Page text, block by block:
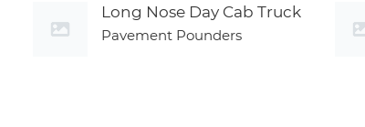
Long Nose Day Cab Truck
Pavement Pounders